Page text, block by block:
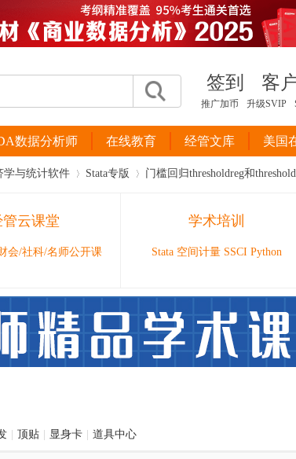
签到 客
推广加币
升级SVIP
数据分析师 在线教育 经管文库 美国
学与统计软件 Stata专版 门槛回归thresholdreg和
管云课堂
会/社科/名师公开课
学术培训
Stata 空间计量 SSCI Python
顶贴 显身卡 道具中心